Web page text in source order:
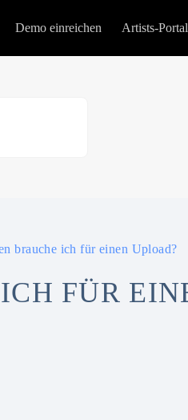
Demo einreichen Artists-Portal
brauche ich für einen Upload?
FÜR